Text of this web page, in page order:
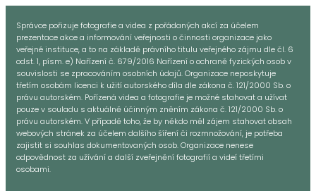
Správce pořizuje fotografie a videa z pořádaných akcí za účelem
prezentace akce a informování veřejnosti o činnosti organizace jako
veřejné instituce, a to na základě právního titulu veřejného zájmu dle čl. 6
odst. 1, písm. e) Nařízení č. 679/2016 Nařízení o ochraně fyzických osob v
souvislosti se zpracováním osobních údajů. Organizace neposkytuje
třetím osobám licenci k užití autorského díla dle zákona č. 121/2000 Sb. o
právu autorském. Pořízená videa a fotografie je možné stahovat a užívat
pouze v souladu s aktuálně účinným zněním zákona č. 121/2000 Sb. o
právu autorském. V případě toho, že by někdo měl zájem stahovat obsah
webových stránek za účelem dalšího šíření či rozmnožování, je potřeba
zajistit si souhlas dokumentovaných osob. Organizace nenese
odpovědnost za užívání a další zveřejnění fotografií a videí třetími
osobami.